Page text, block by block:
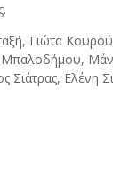
Γιώτα
Μπαλοδήμου,
Ελένη